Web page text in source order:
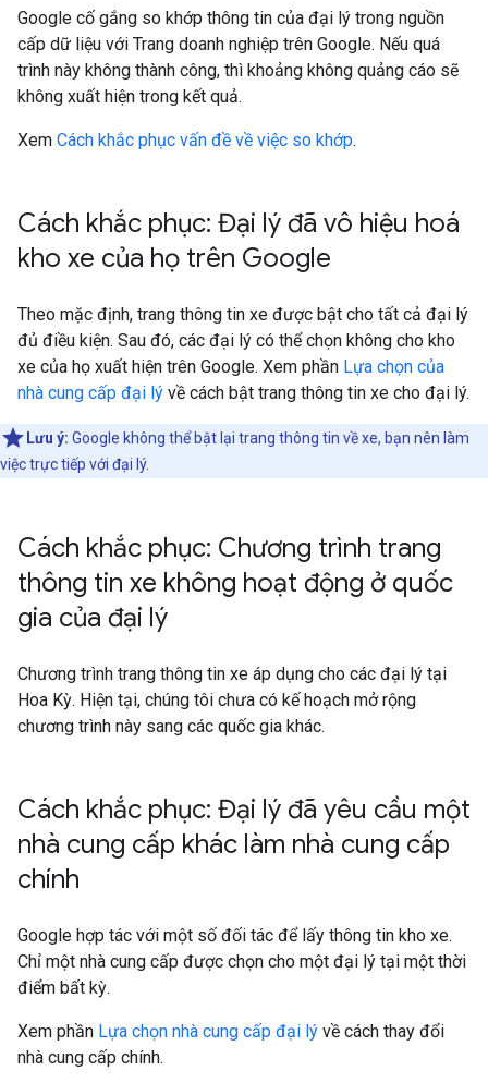
Google cố gắng so khớp thông tin của đại lý trong nguồn
cấp dữ liệu với Trang doanh nghiệp trên Google. Nếu quá
trình này không thành công, thì khoảng không quảng cáo sẽ
không xuất hiện trong kết quả.
Xem Cách khắc phục vấn đề về việc so khớp.
Cách khắc phục: Đại lý đã vô hiệu hoá
kho xe của họ trên Google
Theo mặc định, trang thông tin xe được bật cho tất cả đại lý
đủ điều kiện. Sau đó, các đại lý có thể chọn không cho kho
xe của họ xuất hiện trên Google. Xem phần Lựa chọn của
nhà cung cấp đại lý về cách bật trang thông tin xe cho đại lý.
Lưu ý: Google không thể bật lại trang thông tin về xe, bạn nên làm
việc trực tiếp với đại lý.
Cách khắc phục: Chương trình trang
thông tin xe không hoạt động ở quốc
gia của đại lý
Chương trình trang thông tin xe áp dụng cho các đại lý tại
Hoa Kỳ. Hiện tại, chúng tôi chưa có kế hoạch mở rộng
chương trình này sang các quốc gia khác.
Cách khắc phục: Đại lý đã yêu cầu một
nhà cung cấp khác làm nhà cung cấp
chính
Google hợp tác với một số đối tác để lấy thông tin kho xe.
Chỉ một nhà cung cấp được chọn cho một đại lý tại một thời
điểm bất kỳ.
Xem phần Lựa chọn nhà cung cấp đại lý về cách thay đổi
nhà cung cấp chính.